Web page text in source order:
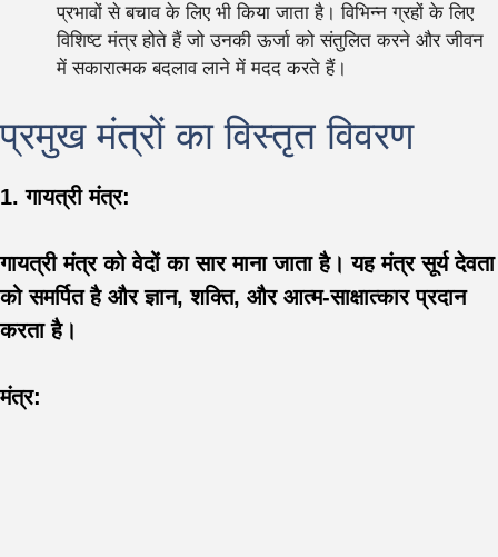
प्रभावों से बचाव के लिए भी किया जाता है। विभिन्न ग्रहों के लिए
विशिष्ट मंत्र होते हैं जो उनकी ऊर्जा को संतुलित करने और जीवन
में सकारात्मक बदलाव लाने में मदद करते हैं।
प्रमुख मंत्रों का विस्तृत विवरण
1. गायत्री मंत्र:
गायत्री मंत्र को वेदों का सार माना जाता है। यह मंत्र सूर्य देवता
को समर्पित है और ज्ञान, शक्ति, और आत्म-साक्षात्कार प्रदान
करता है।
मंत्र: